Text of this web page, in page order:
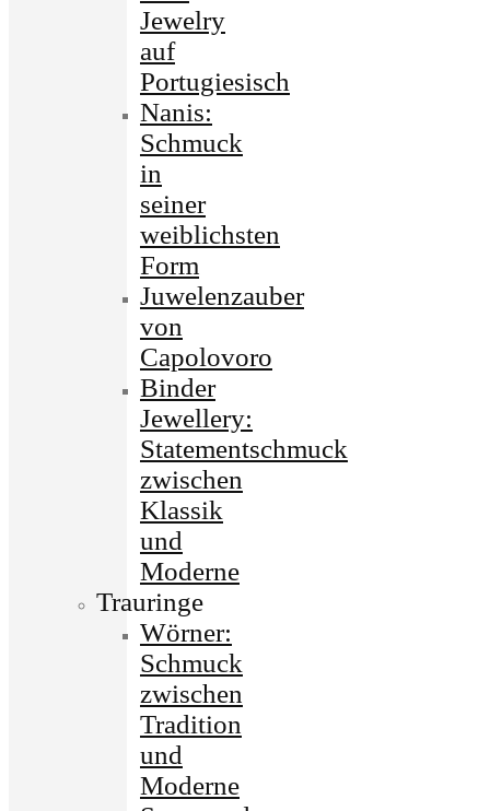
Jewelry
auf
Portugiesisch
Nanis:
Schmuck
in
seiner
weiblichsten
Form
Juwelenzauber
von
Capolovoro
Binder
Jewellery:
Statementschmuck
zwischen
Klassik
und
Moderne
Trauringe
Wörner:
Schmuck
zwischen
Tradition
und
Moderne